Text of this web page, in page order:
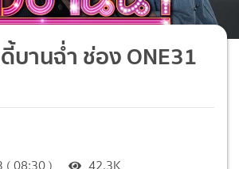
บานฉ่ำ ช่อง ONE31
( 08:30 ) 42.3K